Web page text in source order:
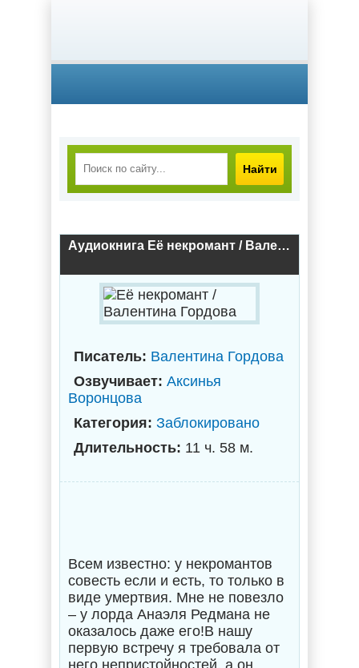
Найти
Аудиокнига Её некромант / Валентина Гордова
Писатель: Валентина Гордова
Озвучивает: Аксинья
Воронцова
Категория: Заблокировано
Длительность: 11 ч. 58 м.
Всем известно: у некромантов
совесть если и есть, то только в
виде умертвия. Мне не повезло
– у лорда Анаэля Редмана не
оказалось даже его!В нашу
первую встречу я требовала от
него непристойностей, а он